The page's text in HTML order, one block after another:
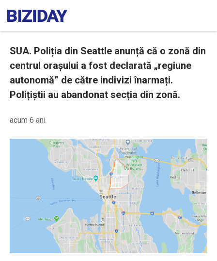
SUA. Poliția din Seattle anunță că o zonă din
centrul orașului a fost declarată „regiune
autonomă” de către indivizi înarmați.
Polițiștii au abandonat secția din zonă.
acum 6 ani